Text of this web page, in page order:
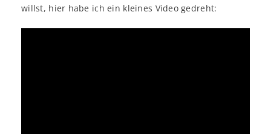
willst, hier habe ich ein kleines Video gedreht: